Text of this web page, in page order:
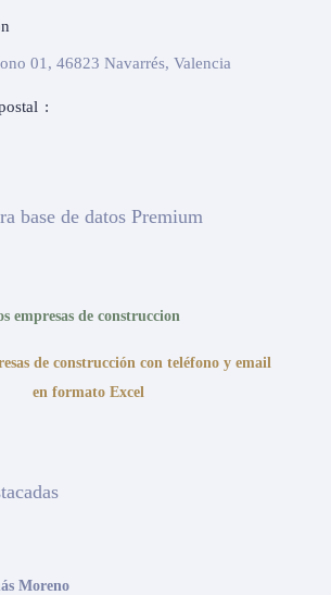
01, 46823 Navarrés, Valencia
base de datos Premium
de construcción con teléfono y email
en formato Excel
Moreno